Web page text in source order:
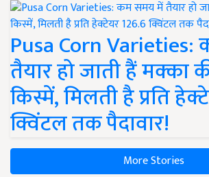
Pusa Corn
तैयार हो जाती हैं मक्का
किस्में, मिलती है प्रति
क्विंटल तक पैदावार!
More Stories